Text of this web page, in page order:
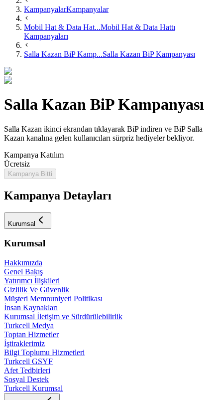
KampanyalarKampanyalar
Mobil Hat & Data Hat...Mobil Hat & Data Hattı
Kampanyaları
Salla Kazan BiP Kamp...Salla Kazan BiP Kampanyası
Salla Kazan BiP Kampanyası
​Salla Kazan ikinci ekrandan tıklayarak BiP indiren ve BiP Salla
Kazan kanalına gelen kullanıcıları sürpriz hediyeler bekliyor.
Kampanya Katılım
Ücretsiz
Kampanya Bitti
Kampanya Detayları
Kurumsal
Kurumsal
Hakkımızda
Genel Bakış
Yatırımcı İlişkileri
Gizlilik Ve Güvenlik
Müşteri Memnuniyeti Politikası
İnsan Kaynakları
Kurumsal İletişim ve Sürdürülebilirlik
Turkcell Medya
Toptan Hizmetler
İştiraklerimiz
Bilgi Toplumu Hizmetleri
Turkcell GSYF
Afet Tedbirleri
Sosyal Destek
Turkcell Kurumsal